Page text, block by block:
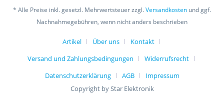
* Alle Preise inkl. gesetzl. Mehrwertsteuer zzgl.Versandkosten und ggf.
Nachnahmegebühren, wenn nicht anders beschrieben
Artikel Über uns
Kontakt
Versand und Zahlungsbedingungen
Widerrufsrecht
Datenschutzerklärung
AGB
Impressum
Copyright by Star Elektronik